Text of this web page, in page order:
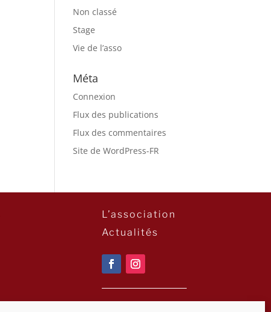
Non classé
Stage
Vie de l’asso
Méta
Connexion
Flux des publications
Flux des commentaires
Site de WordPress-FR
L’association
Actualités